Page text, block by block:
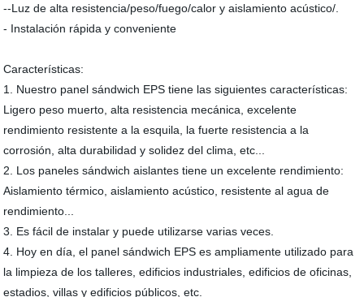
--Luz de alta resistencia/peso/fuego/calor y aislamiento acústico/.
- Instalación rápida y conveniente
Características:
1. Nuestro panel sándwich EPS tiene las siguientes características:
Ligero peso muerto, alta resistencia mecánica, excelente
rendimiento resistente a la esquila, la fuerte resistencia a la
corrosión, alta durabilidad y solidez del clima, etc...
2. Los paneles sándwich aislantes tiene un excelente rendimiento:
Aislamiento térmico, aislamiento acústico, resistente al agua de
rendimiento...
3. Es fácil de instalar y puede utilizarse varias veces.
4. Hoy en día, el panel sándwich EPS es ampliamente utilizado para
la limpieza de los talleres, edificios industriales, edificios de oficinas,
estadios, villas y edificios públicos, etc.